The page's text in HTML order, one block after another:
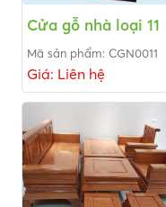
Cửa gỗ nhà loại 11
Mã sản phẩm: CGN0011
Giá: Liên hệ